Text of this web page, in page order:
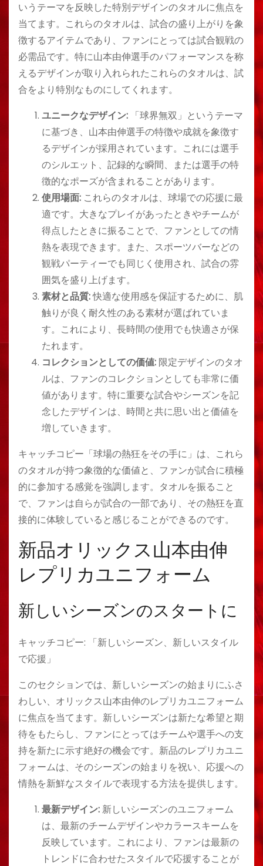
いうテーマを反映した特別デザインのタオルに焦点を
当てます。これらのタオルは、試合の盛り上がりを象
徴するアイテムであり、ファンにとっては試合観戦の
必需品です。特に山本由伸選手のパフォーマンスを称
えるデザインが取り入れられたこれらのタオルは、試
合をより特別なものにしてくれます。
ユニークなデザイン: 「球界無双」というテーマ
に基づき、山本由伸選手の特徴や成就を象徴す
るデザインが採用されています。これには選手
のシルエット、記録的な瞬間、または選手の特
徴的なポーズが含まれることがあります。
使用場面: これらのタオルは、球場での応援に最
適です。大きなプレイがあったときやチームが
得点したときに振ることで、ファンとしての情
熱を表現できます。また、スポーツバーなどの
観戦パーティーでも同じく使用され、試合の雰
囲気を盛り上げます。
素材と品質:快適な使用感を保証するために、肌
触りが良く耐久性のある素材が選ばれていま
す。これにより、長時間の使用でも快適さが保
たれます。
コレクションとしての価値: 限定デザインのタオ
ルは、ファンのコレクションとしても非常に価
値があります。特に重要な試合やシーズンを記
念したデザインは、時間と共に思い出と価値を
増していきます。
キャッチコピー「球場の熱狂をその手に」は、これら
のタオルが持つ象徴的な価値と、ファンが試合に積極
的に参加する感覚を強調します。タオルを振ること
で、ファンは自らが試合の一部であり、その熱狂を直
接的に体験していると感じることができるのです。
新品オリックス山本由伸
レプリカユニフォーム
新しいシーズンのスタートに
キャッチコピー: 「新しいシーズン、新しいスタイル
で応援」
このセクションでは、新しいシーズンの始まりにふさ
わしい、オリックス山本由伸のレプリカユニフォーム
に焦点を当てます。新しいシーズンは新たな希望と期
待をもたらし、ファンにとってはチームや選手への支
持を新たに示す絶好の機会です。新品のレプリカユニ
フォームは、そのシーズンの始まりを祝い、応援への
情熱を新鮮なスタイルで表現する方法を提供します。
最新デザイン:新しいシーズンのユニフォーム
は、最新のチームデザインやカラースキームを
反映しています。これにより、ファンは最新の
トレンドに合わせたスタイルで応援することが